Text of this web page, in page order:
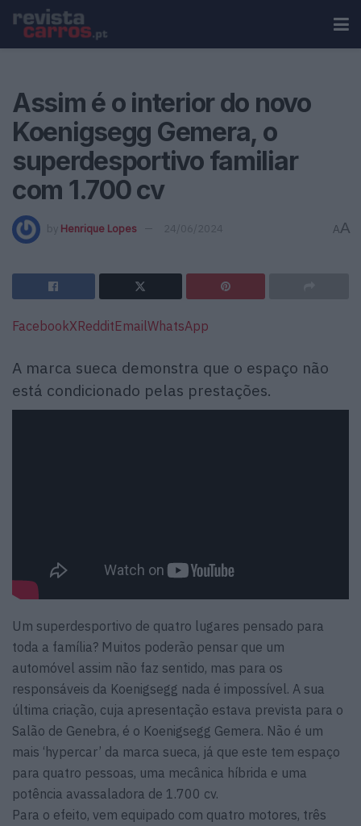
Assim é o interior do novo
Koenigsegg Gemera, o
superdesportivo familiar
com 1.700 cv
by Henrique Lopes 24/06/2024 AA
FacebookXRedditEmailWhatsApp
A marca sueca demonstra que o espaço não
está condicionado pelas prestações.
Um superdesportivo de quatro lugares pensado para
toda a família? Muitos poderão pensar que um
automóvel assim não faz sentido, mas para os
responsáveis da Koenigsegg nada é impossível. A sua
última criação, cuja apresentação estava prevista para o
Salão de Genebra, é o Koenigsegg Gemera. Não é um
mais ‘hypercar’ da marca sueca, já que este tem espaço
para quatro pessoas, uma mecânica híbrida e uma
potência avassaladora de 1.700 cv.
Para o efeito, vem equipado com quatro motores, três